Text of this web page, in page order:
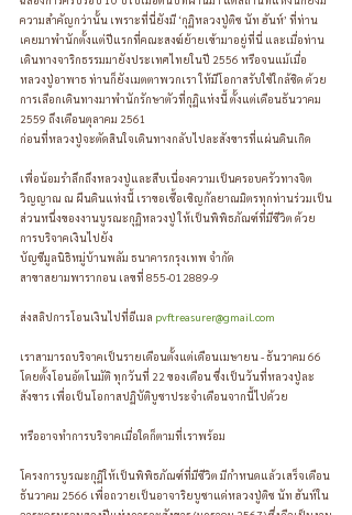
ความสำคัญกว่านั้น เพราะที่นี่ยังมี ‘กุฏิหลวงปู่ติช นัท ฮันห์’ ที่ท่าน
เคยมาพำนักตั้งแต่ปีแรกที่คณะสงฆ์ย้ายเข้ามาอยู่ที่นี่ และเมื่อท่าน
เดินทางจาริกธรรมมายังประเทศไทยในปี 2556 หรือจนแม้เมื่อ
หลวงปู่อาพาธ ท่านก็ยังเมตตาพวกเรา ให้มีโอกาสรับใช้ใกล้ชิด ด้วย
การเลือกเดินทางมาพำนักรักษาตัวที่กุฏิแห่งนี้ ตั้งแต่เดือนธันวาคม
2559 ถึงเดือนตุลาคม 2561
ก่อนที่หลวงปู่จะตัดสินใจเดินทางกลับไปละสังขารที่แผ่นดินเกิด
เพื่อน้อมรำลึกถึงหลวงปู่และสืบเนื่องความเป็นครอบครัวทางจิต
วิญญาณ ณ ผืนดินแห่งนี้ เราขอเชื้อเชิญกัลยาณมิตรทุกท่านร่วมเป็น
ส่วนหนึ่งของงานบูรณะกุฏิหลวงปู่ ให้เป็นพิพิธภัณฑ์ที่มีชีวิต ด้วย
การบริจาคเงินไปยัง
บัญชีมูลนิธิหมู่บ้านพลัม ธนาคารกรุงเทพ จำกัด
สาขาสยามพารากอน เลขที่ 855-012889-9
ส่งสลิปการโอนเงินไปที่อีเมล pvftreasurer@gmail.com
เราสามารถบริจาคเป็นรายเดือนตั้งแต่เดือนเมษายน - ธันวาคม 66
โดยตั้งโอนอัตโนมัติ ทุกวันที่ 22 ของเดือน ซึ่งเป็นวันที่หลวงปู่ละ
สังขาร เพื่อเป็นโอกาสปฏิบัติบูชาประจำเดือนจากนี้ไปด้วย
หรืออาจทำการบริจาคเมื่อใดก็ตามที่เราพร้อม
โครงการบูรณะกุฏิให้เป็นพิพิธภัณฑ์ที่มีชีวิต มีกำหนดแล้วเสร็จเดือน
ธันวาคม 2566 เพื่อถวายเป็นอาจาริยบูชาแด่หลวงปู่ติช นัท ฮันห์ใน